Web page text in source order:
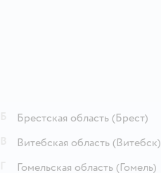
Брестская область (Брест)
Витебская область (Витебск)
Гомельская область (Гомель)